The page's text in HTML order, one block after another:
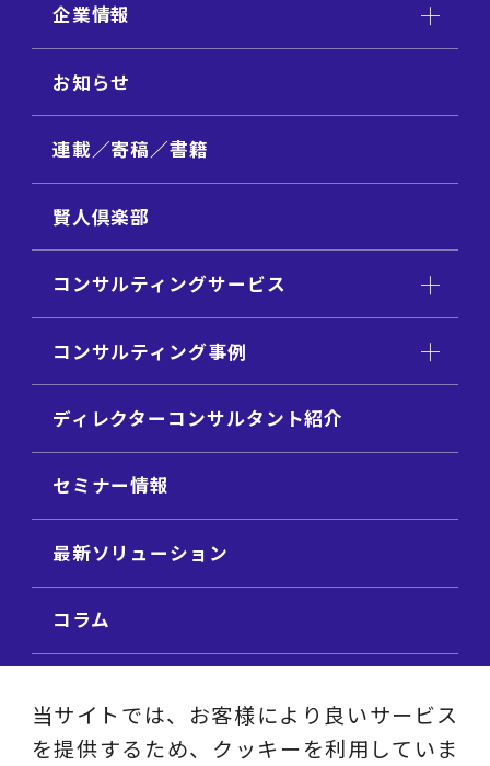
企業情報
お知らせ
連載／寄稿／書籍
賢人倶楽部
コンサルティングサービス
コンサルティング事例
ディレクターコンサルタント紹介
セミナー情報
最新ソリューション
コラム
ビジネステーマ解説集
当サイトでは、お客様により良いサービス
を提供するため、クッキーを利用していま